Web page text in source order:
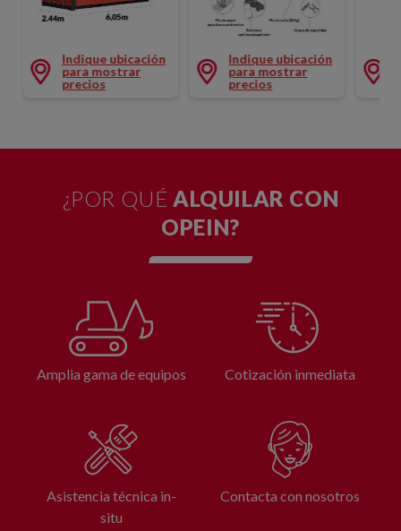
CONTENEDOR APERTURA FRONTAL 6M
Indique ubicación
para mostrar
precios
Indique ubicación
para mostrar
precios
¿POR QUÉALQUILAR CON
OPEIN?
Amplia gama de equipos Cotización inmediata
Asistencia técnica in-
situ
Contacta con nosotros